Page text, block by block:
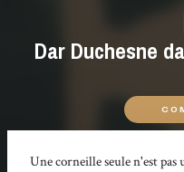
Dar Duchesne
Une corneille seule n'est pas